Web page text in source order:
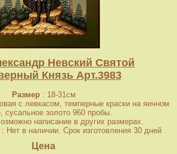
Невский Святой
Князь Арт.3983
Размер: 18-31см
с левкасом, темперные краски на яичном
сусальное золото 960 пробы.
написание в других размерах.
: Нет в наличии. Срок изготовления 30 дней
Цена